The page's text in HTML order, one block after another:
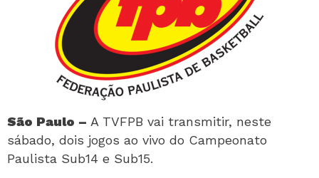
São Paulo – A TVFPB vai transmitir, neste
sábado, dois jogos ao vivo do Campeonato
Paulista Sub14 e Sub15.